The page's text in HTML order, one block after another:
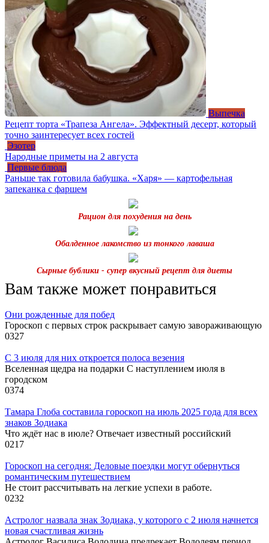
Выпечка
Рецепт торта «Трапеза Ангела». Эффектный десерт, который
точно заинтересует всех гостей
Эзотер
Народные приметы на 2 августа
Первые блюда
Раньше так готовила бабушка. «Харя» — картофельная
запеканка с фаршем
Рацион для похудения на день
Обалденное лакомство из тонкого лаваша
Сырные бублики - супер вкусный рецепт для диеты
Вам также может понравиться
Они рожденные для побед
Гороскоп с первых строк раскрывает самую завораживающую
0327
С 3 июля для них откроется полоса везения
Вселенная щедра на подарки С наступлением июля в
городском
0374
Тамара Глоба составила гороскоп на июль 2025 года для всех
знаков Зодиака
Что ждёт нас в июле? Отвечает известный российский
0217
Гороскоп на сегодня: Деловые поездки могут обернуться
романтическим путешествием
Не стоит рассчитывать на легкие успехи в работе.
0232
Астролог назвала знак Зодиака, у которого с 2 июля начнется
новая счастливая жизнь